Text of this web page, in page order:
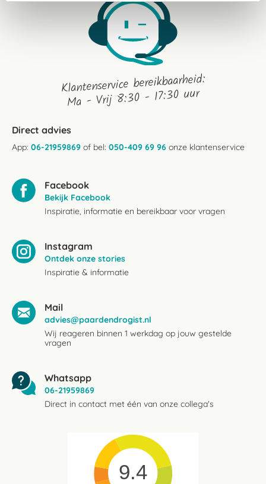
Klantenservice bereikbaarheid:
Ma - Vrij 8:30 - 17:30 uur
Direct advies
App: 06-21959869 of bel: 050-409 69 96 onze klantenservice
Facebook
Bekijk Facebook
Inspiratie, informatie en bereikbaar voor vragen
Instagram
Ontdek onze stories
Inspiratie & informatie
Mail
advies@paardendrogist.nl
Wij reageren binnen 1 werkdag op jouw gestelde
vragen
Whatsapp
06-21959869
Direct in contact met één van onze collega's
9.4